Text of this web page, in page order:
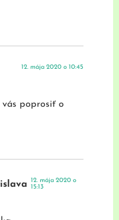
12. mája 2020 o 10:45
vás poprosiť o
12. mája 2020 o
15:13